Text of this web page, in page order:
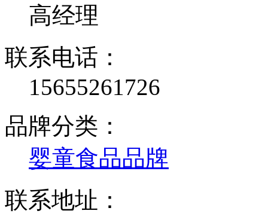
高经理
联系电话：
15655261726
品牌分类：
婴童食品品牌
联系地址：